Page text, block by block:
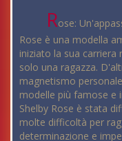
Rose:
Rose è una modella
iniziato la sua
solo una ragazza.
magnetismo
modelle più famose e
Shelby Rose è stata
molte difficoltà per
determinazione e